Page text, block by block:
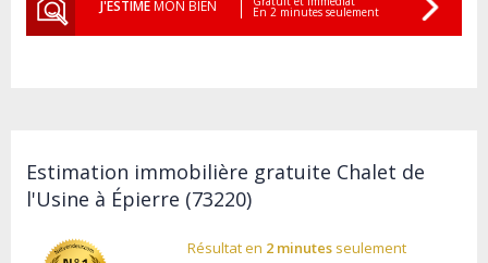
J'ESTIMEMON BIEN En 2 minutes seulement
Estimation immobilière gratuite Chalet de
l'Usine à Épierre (73220)
Résultat en 2 minutes seulement